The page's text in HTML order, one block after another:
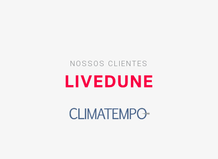
NOSSOS CLIENTES